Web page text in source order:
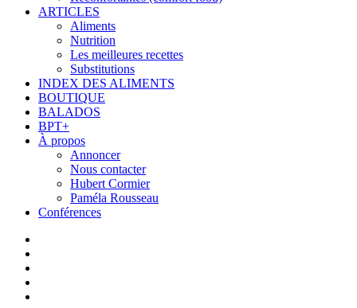
ARTICLES
Aliments
Nutrition
Les meilleures recettes
Substitutions
INDEX DES ALIMENTS
BOUTIQUE
BALADOS
BPT+
À propos
Annoncer
Nous contacter
Hubert Cormier
Paméla Rousseau
Conférences